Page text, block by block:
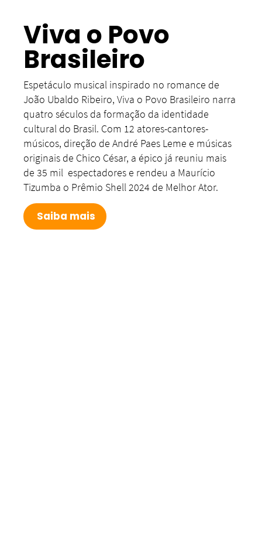
Viva o Povo
Brasileiro
Espetáculo musical inspirado no romance de
João Ubaldo Ribeiro, Viva o Povo Brasileiro narra
quatro séculos da formação da identidade
cultural do Brasil. Com 12 atores-cantores-
músicos, direção de André Paes Leme e músicas
originais de Chico César, a épico já reuniu mais
de 35 mil espectadores e rendeu a Maurício
Tizumba o Prêmio Shell 2024 de Melhor Ator.
Saiba mais